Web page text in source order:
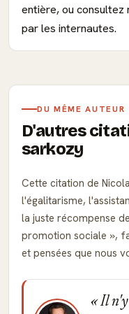
entière, ou consultez
par les internautes.
DU MÊME AUTEUR
D'autres
sarkozy
Cette citation de
l'égalitarisme,
la juste récompense
promotion sociale
,
et pensées que nous
Il n'y